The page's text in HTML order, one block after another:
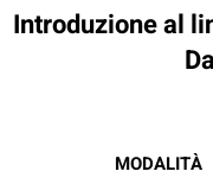
Introduzione al
MODALITÀ